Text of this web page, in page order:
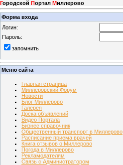
Городской Портал Миллерово
Форма входа
Логин:
Пароль:
запомнить
Меню сайта
Главная страница
Миллеровский Форум
Новости
Блог Миллерово
Галерея
Доска объявлений
Видео Портала
Бизнес справочник
Общественный транспорт в Миллерово
Расписание приема врачей
Книга отзывов о Миллерово
Погода в Миллерово
Рекламодателям
Связь с Администратором